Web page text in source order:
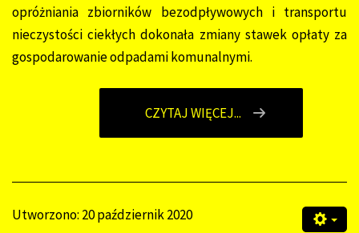
opróżniania zbiorników bezodpływowych i transportu
nieczystości ciekłych dokonała zmiany stawek opłaty za
gospodarowanie odpadami komunalnymi.
CZYTAJ WIĘCEJ...
Utworzono: 20 październik 2020